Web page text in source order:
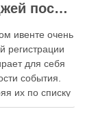
Регистрация и выдача бэйджей посетителям на событии
ивенте очень
регистрации
для себя
события.
их по списку